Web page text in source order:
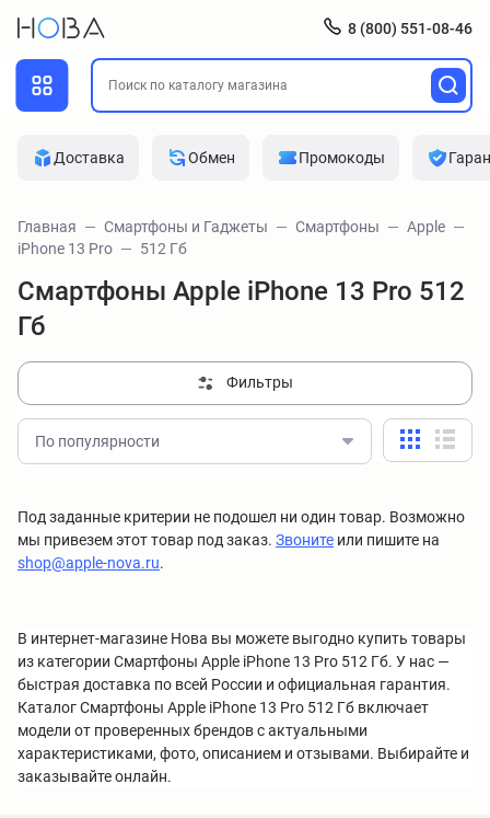
8 (800) 551-08-46
Доставка Обмен Промокоды
Главная Смартфоны и Гаджеты Смартфоны
Apple
iPhone 13 Pro
512 Гб
Смартфоны Apple iPhone 13 Pro 512
Гб
Фильтры
По популярности
Под заданные критерии не подошел ни один товар. Возможно
мы привезем этот товар под заказ. Звоните или пишите на
shop@apple-nova.ru.
В интернет-магазине Нова вы можете выгодно купить товары
из категории Смартфоны Apple iPhone 13 Pro 512 Гб. У нас —
быстрая доставка по всей России и официальная гарантия.
Каталог Смартфоны Apple iPhone 13 Pro 512 Гб включает
модели от проверенных брендов с актуальными
характеристиками, фото, описанием и отзывами. Выбирайте и
заказывайте онлайн.